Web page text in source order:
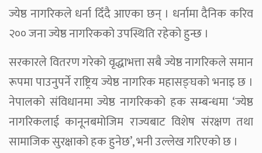
ज्येष्ठ नागरिकले धर्ना दिँदै आएका छन् । धर्नामा दैनिक करिव
२०० जना ज्येष्ठ नागरिकको उपस्थिति रहेको हुन्छ ।
सरकारले वितरण गरेको वृद्धाभत्ता सबै ज्येष्ठ नागरिकले समान
रूपमा पाउनुपर्ने राष्ट्रिय ज्येष्ठ नागरिक महासङ्घको भनाइ छ ।
नेपालको संविधानमा ज्येष्ठ नागरिकको हक सम्बन्धमा ‘ज्येष्ठ
नागरिकलाई कानूनबमोजिम राज्यबाट विशेष संरक्षण तथा
सामाजिक सुरक्षाको हक हुनेछ’, भनी उल्लेख गरिएको छ ।